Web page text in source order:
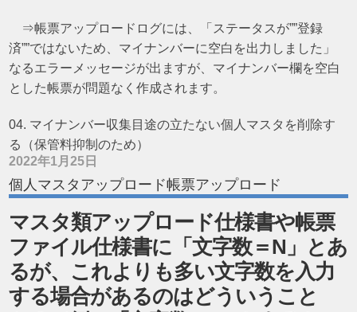
⇒帳票アップロードログには、「ステータスが””登録
済””ではないため、マイナンバーに空白を出力しました」
なるエラーメッセージが出ますが、マイナンバー欄を空白
とした帳票が問題なく作成されます。
04. マイナンバー収集目途の立たない個人マスタを削除す
る（保管料抑制のため）
2022年1月25日
個人マスタアップロード帳票アップロード
マスタ類アップロード仕様書や帳票
ファイル仕様書に「文字数＝N」とあ
るが、これよりも多い文字数を入力
する場合があるのはどういうこと